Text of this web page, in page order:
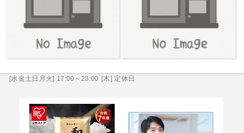
[水金土日月火] 17:00～23:00 [木] 定休日